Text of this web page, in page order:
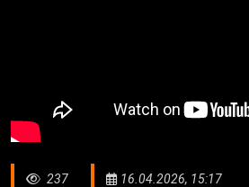
237 16.04.2026, 15:17